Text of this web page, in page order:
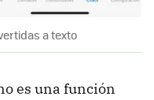
a texto
es una función